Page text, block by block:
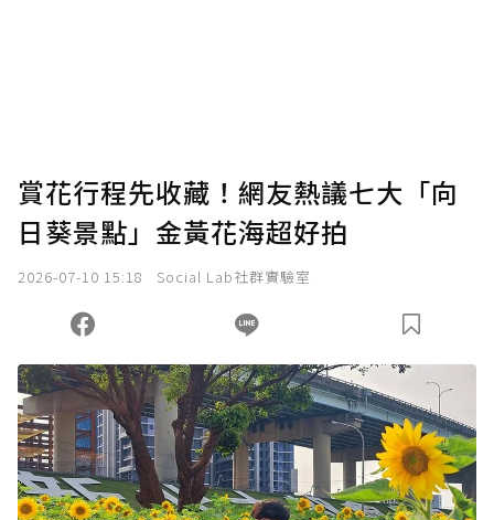
賞花行程先收藏！網友熱議七大「向
日葵景點」金黃花海超好拍
2026-07-10 15:18 Social Lab社群實驗室